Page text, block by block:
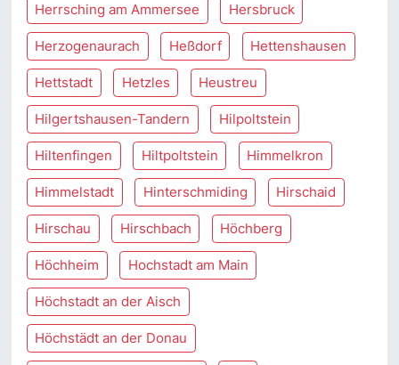
Herrsching am Ammersee Hersbruck
Herzogenaurach Heßdorf Hettenshausen
Hettstadt Hetzles Heustreu
Hilgertshausen-Tandern Hilpoltstein
Hiltenfingen Hiltpoltstein Himmelkron
Himmelstadt Hinterschmiding Hirschaid
Hirschau Hirschbach Höchberg
Höchheim Hochstadt am Main
Höchstadt an der Aisch
Höchstädt an der Donau